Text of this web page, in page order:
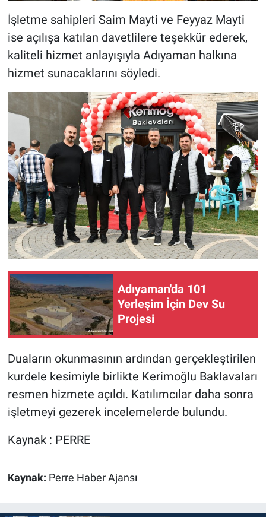
İşletme sahipleri Saim Mayti ve Feyyaz Mayti
ise açılışa katılan davetlilere teşekkür ederek,
kaliteli hizmet anlayışıyla Adıyaman halkına
hizmet sunacaklarını söyledi.
Adıyaman'da 101
Yerleşim İçin Dev Su
Projesi
Duaların okunmasının ardından gerçekleştirilen
kurdele kesimiyle birlikte Kerimoğlu Baklavaları
resmen hizmete açıldı. Katılımcılar daha sonra
işletmeyi gezerek incelemelerde bulundu.
Kaynak : PERRE
Kaynak: Perre Haber Ajansı